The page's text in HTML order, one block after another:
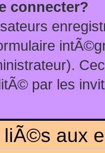
connecter?
par les
liÃ©s aux